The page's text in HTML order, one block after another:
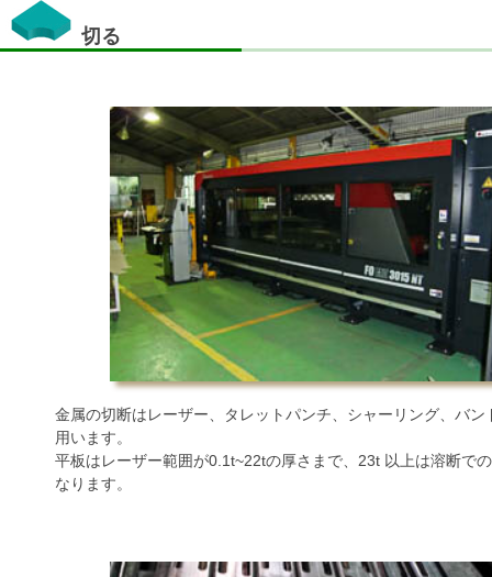
切る
金属の切断はレーザー、タレットパンチ、シャーリング、バン
用います。
平板はレーザー範囲が0.1t~22tの厚さまで、23t 以上は溶断で
なります。